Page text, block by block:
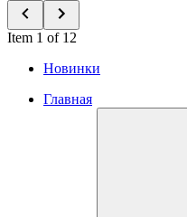
Item 1 of 12
Новинки
Главная